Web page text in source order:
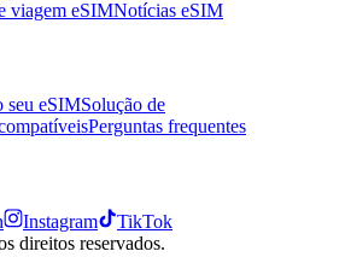
viagem eSIMNotícias eSIM
seu eSIMSolução de
Perguntas frequentes
Instagram
TikTok
direitos reservados.